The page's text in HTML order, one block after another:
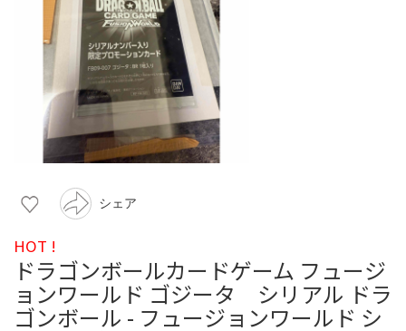
シェア
HOT !
ドラゴンボールカードゲーム フュージ
ョンワールド ゴジータ シリアル ドラ
ゴンボール - フュージョンワールド シ